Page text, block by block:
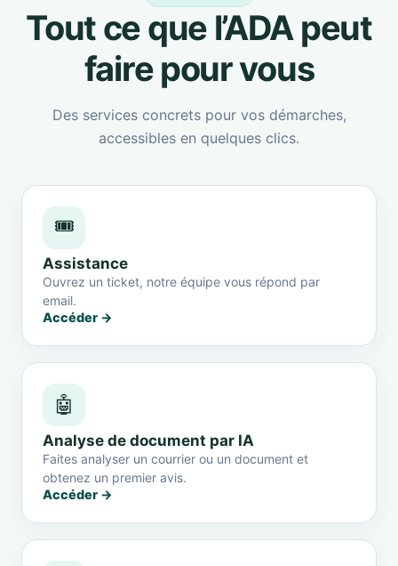
Tout ce que l’ADA peut
faire pour vous
Des services concrets pour vos démarches,
accessibles en quelques clics.
🎟️
Assistance
Ouvrez un ticket, notre équipe vous répond par
email.
Accéder →
🤖
Analyse de document par IA
Faites analyser un courrier ou un document et
obtenez un premier avis.
Accéder →